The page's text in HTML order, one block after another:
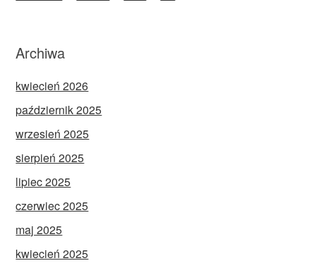
Archiwa
kwiecień 2026
październik 2025
wrzesień 2025
sierpień 2025
lipiec 2025
czerwiec 2025
maj 2025
kwiecień 2025